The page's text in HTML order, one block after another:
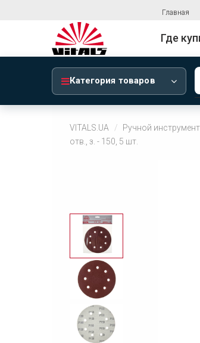
Главная
Где
Категория товаров
VITALS.UA Ручной
отв., з. - 150, 5 шт.